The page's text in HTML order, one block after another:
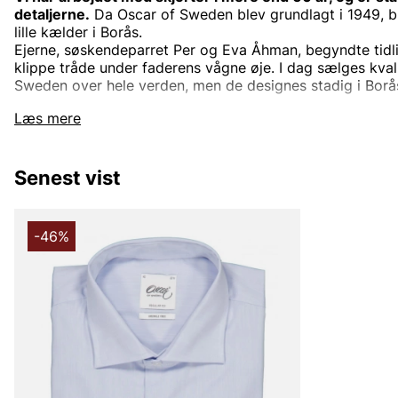
Læs mere
detaljerne. Da Oscar of Sweden blev grundlagt i 1949,
lille kælder i Borås.
Ejerne, søskendeparret Per og Eva Åhman, begyndte
klippe tråde under faderens vågne øje. I dag sælges
Sweden over hele verden, men de designes stadig i
Vi er dedikerede til detaljerne. Hver søm, hvert mønster,
helt perfekt. Vi overlader ingen detalje til tilfældet. Det
eksklusive tekstiler, knapper og tråd til vævningsteknik
hensyn til stoffer tilbyder vi alt fra hør til vasket denim,
sin skjorte. Derfor har vi skjorter, der passer til
begravelse eller andre stunder, hvor din skjorte skal
elegant, sportslig, afslappet, eller bare pæn og behagelig.
Andre populære mærker:
Senest vist
-46%